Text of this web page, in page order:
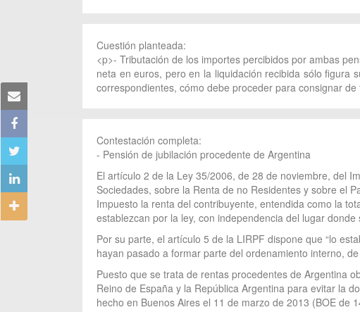
Cuestión planteada:
<p>- Tributación de los importes percibidos por ambas
neta en euros, pero en la liquidación recibida sólo figura
correspondientes, cómo debe proceder para consignar
Contestación completa:
- Pensión de jubilación procedente de Argentina
El artículo 2 de la Ley 35/2006, de 28 de noviembre, del
Sociedades, sobre la Renta de no Residentes y sobre el
Impuesto la renta del contribuyente, entendida como la
establezcan por la ley, con independencia del lugar
Por su parte, el artículo 5 de la LIRPF dispone que “lo
hayan pasado a formar parte del ordenamiento interno,
Puesto que se trata de rentas procedentes de Argentina
Reino de España y la República Argentina para evitar la
hecho en Buenos Aires el 11 de marzo de 2013 (BOE de